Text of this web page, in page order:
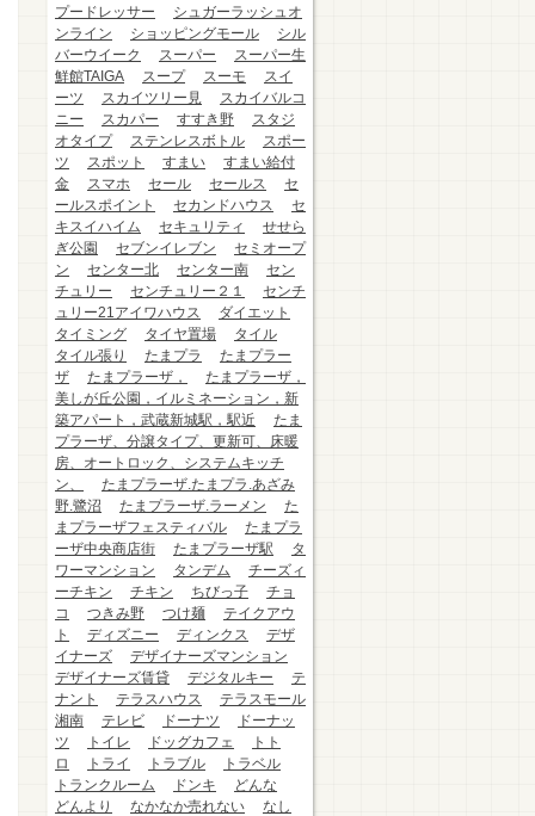
プードレッサー
シュガーラッシュオ
ンライン
ショッピングモール
シル
バーウイーク
スーパー
スーパー生
鮮館TAIGA
スープ スーモ
スイ
ーツ
スカイツリー見
スカイバルコ
ニー
スカパー すすき野
スタジ
オタイプ
ステンレスボトル
スポー
ツ
スポット すまい
すまい給付
金
スマホ セール セールス
セ
ールスポイント
セカンドハウス
セ
キスイハイム
セキュリティ
せせら
ぎ公園
セブンイレブン
セミオープ
ン
センター北 センター南
セン
チュリー
センチュリー２１
センチ
ュリー21アイワハウス
ダイエット
タイミング
タイヤ置場
タイル
タイル張り
たまプラ
たまプラー
ザ
たまプラーザ，
たまプラーザ，
美しが丘公園，イルミネーション，新
築アパート，武蔵新城駅，駅近
たま
プラーザ、分譲タイプ、更新可、床暖
房、オートロック、システムキッチ
ン、
たまプラーザ.たまプラ.あざみ
野.鷺沼
たまプラーザ.ラーメン
た
まプラーザフェスティバル
たまプラ
ーザ中央商店街
たまプラーザ駅
タ
ワーマンション
タンデム
チーズィ
ーチキン
チキン ちびっ子
チョ
コ
つきみ野 つけ麺
テイクアウ
ト
ディズニー ディンクス
デザ
イナーズ
デザイナーズマンション
デザイナーズ賃貸
デジタルキー
テ
ナント
テラスハウス
テラスモール
湘南
テレビ ドーナツ
ドーナッ
ツ
トイレ ドッグカフェ
トト
ロ
トライ トラブル
トラベル
トランクルーム
ドンキ
どんな
どんより
なかなか売れない
なし